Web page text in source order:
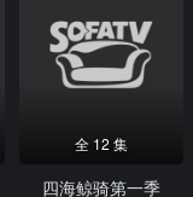
全 12 集
四海鲸骑第一季